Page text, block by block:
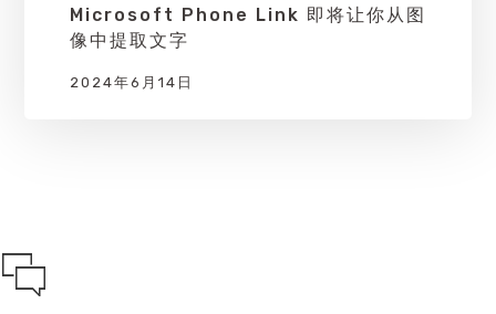
Microsoft Phone Link 即将让你从图
像中提取文字
2024年6月14日